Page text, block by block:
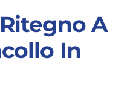
A
In